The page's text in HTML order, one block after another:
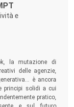
e
la mutazione di
delle agenzie,
è ancora
principi solidi a cui
pratico,